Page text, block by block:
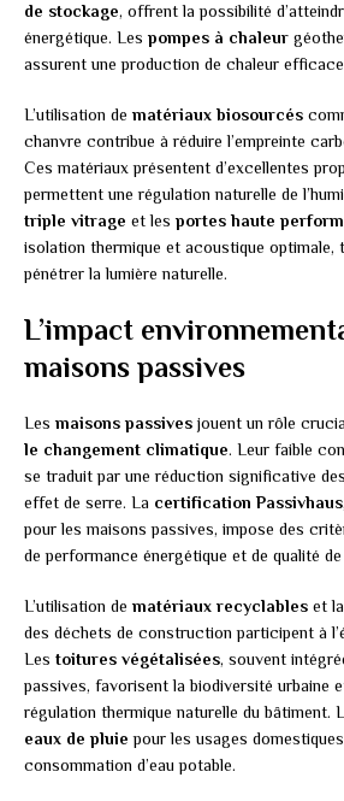
de stockage, offrent la possibilité
énergétique. Les pompes à chaleur
assurent une production de chaleur
L’utilisation de matériaux biosourcés
chanvre contribue à réduire l’empreinte
Ces matériaux présentent d’excellentes
permettent une régulation naturelle de
triple vitrage et les portes haute
isolation thermique et acoustique optimale,
pénétrer la lumière naturelle.
L’impact
maisons passives
Les maisons passives jouent un rôle
le changement climatique. Leur faible
se traduit par une réduction significative
effet de serre. La certification Passivhaus
pour les maisons passives, impose des
de performance énergétique et de qualité de
L’utilisation de matériaux recyclables et
des déchets de construction participent à
Les toitures végétalisées, souvent
passives, favorisent la biodiversité urbaine
régulation thermique naturelle du bâtiment.
eaux de pluie pour les usages
consommation d’eau potable.